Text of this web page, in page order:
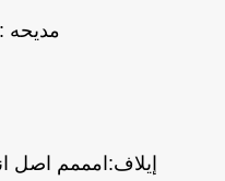
مديحه
إيلاف:امممم اصل انا